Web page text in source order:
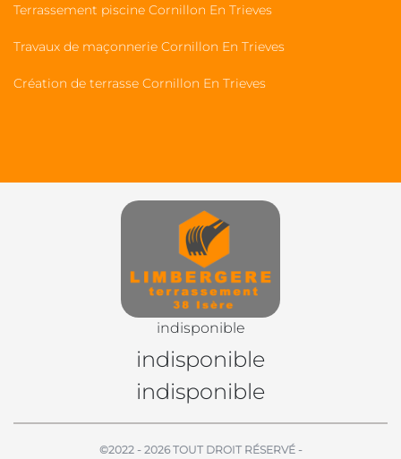
Terrassement piscine Cornillon En Trieves
Travaux de maçonnerie Cornillon En Trieves
Création de terrasse Cornillon En Trieves
indisponible
indisponible
indisponible
©2022 - 2026 TOUT DROIT RÉSERVÉ -